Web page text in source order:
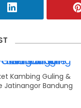
Kambing Guling &
Jatinangor Bandung